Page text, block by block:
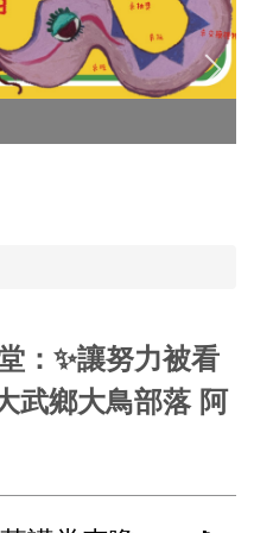
：✨讓努力被看
武鄉大鳥部落 阿